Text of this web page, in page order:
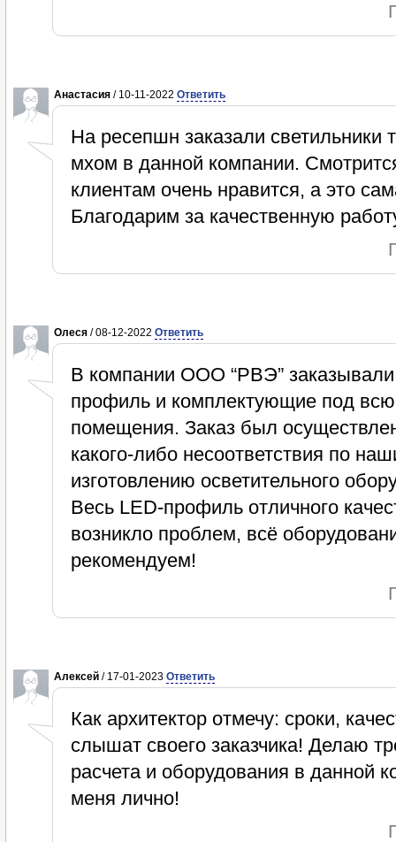
Анастасия / 10-11-2022 Ответить
На ресепшн заказали светильники
мхом в данной компании.
клиентам очень нравится, а это
Благодарим за качественную
Олеся / 08-12-2022 Ответить
В компании ООО “РВЭ”
профиль и комплектующие под
помещения. Заказ был
какого-либо несоответствия по
изготовлению осветительного
Весь LED-профиль отличного
возникло проблем, всё
рекомендуем!
Алексей / 17-01-2023 Ответить
Как архитектор отмечу: сроки,
слышат своего заказчика! Делаю
расчета и оборудования в данной
меня лично!